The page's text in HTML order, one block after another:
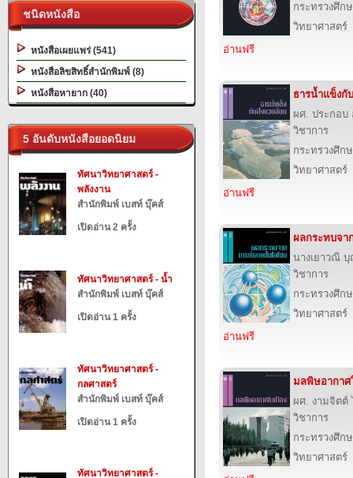
ชนิดหนังสือ
หนังสือเผยแพร่ (541)
หนังสือลิขสิทธิ์สำนักพิมพ์ (8)
หนังสือหายาก (40)
5 อันดับหนังสือยอดนิยม
ทัศนาวิทยาศาสตร์ -
พลังงาน
สำนักพิมพ์ เบสท์ บุ๊คส์
เปิดอ่าน 2 ครั้ง
ทัศนาวิทยาศาสตร์ - น้ำ
สำนักพิมพ์ เบสท์ บุ๊คส์
เปิดอ่าน 1 ครั้ง
ทัศนาวิทยาศาสตร์ -
กลศาสตร์
สำนักพิมพ์ เบสท์ บุ๊คส์
เปิดอ่าน 1 ครั้ง
ทัศนาวิทยาศาสตร์ -
กระทรวงศึก
วิทยาศาสตร์
อ่านฟรี
ธารน้ำแข็งกั
ผศ. ประกอ
วิชาการ
กระทรวงศึก
วิทยาศาสตร์
อ่านฟรี
ผลกระทบจา
นางเยาวณี
วิชาการ
กระทรวงศึก
วิทยาศาสตร์
อ่านฟรี
มลพิษอากาศ
ผศ. งามจิต
วิชาการ
กระทรวงศึก
วิทยาศาสตร์